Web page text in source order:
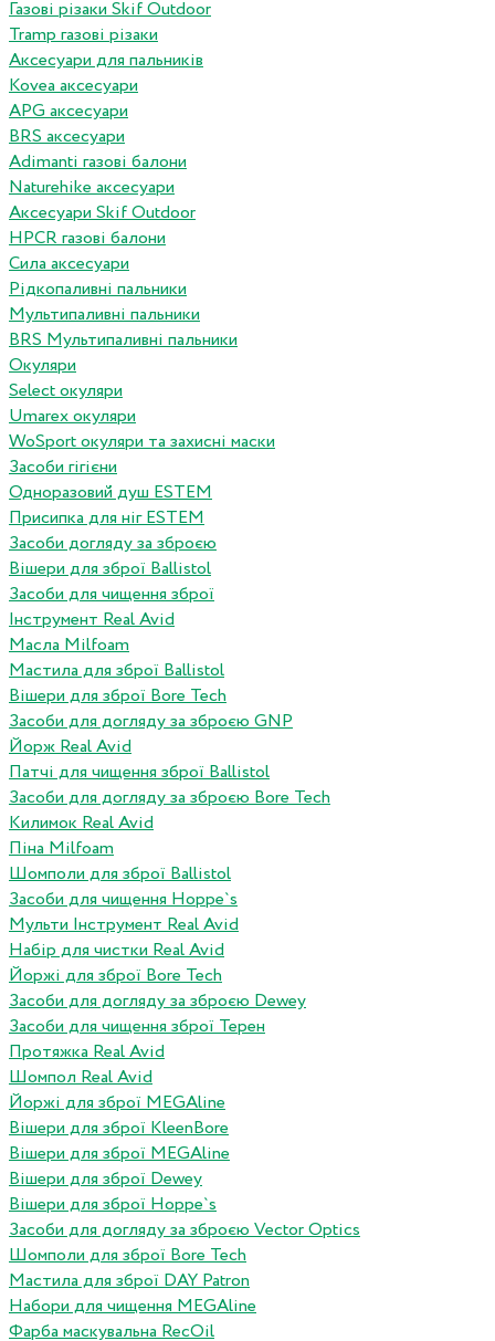
Газові різаки Skif Outdoor
Tramp газові різаки
Аксесуари для пальників
Kovea аксесуари
APG аксесуари
BRS аксесуари
Adimanti газові балони
Naturehike аксесуари
Аксесуари Skif Outdoor
HPCR газові балони
Сила аксесуари
Рідкопаливні пальники
Мультипаливні пальники
BRS Мультипаливні пальники
Окуляри
Select окуляри
Umarex окуляри
WoSport окуляри та захисні маски
Засоби гігієни
Одноразовий душ ESTEM
Присипка для ніг ESTEM
Засоби догляду за зброєю
Вішери для зброї Ballistol
Засоби для чищення зброї
Інструмент Real Avid
Масла Milfoam
Мастила для зброї Ballistol
Вішери для зброї Bore Tech
Засоби для догляду за зброєю GNP
Йорж Real Avid
Патчі для чищення зброї Ballistol
Засоби для догляду за зброєю Bore Tech
Килимок Real Avid
Піна Milfoam
Шомполи для зброї Ballistol
Засоби для чищення Hoppe`s
Мульти Інструмент Real Avid
Набір для чистки Real Avid
Йоржі для зброї Bore Tech
Засоби для догляду за зброєю Dewey
Засоби для чищення зброї Терен
Протяжка Real Avid
Шомпол Real Avid
Йоржі для зброї MEGAline
Вішери для зброї KleenBore
Вішери для зброї MEGAline
Вішери для зброї Dewey
Вішери для зброї Hoppe`s
Засоби для догляду за зброєю Vector Optics
Шомполи для зброї Bore Tech
Мастила для зброї DAY Patron
Набори для чищення MEGAline
Фарба маскувальна RecOil